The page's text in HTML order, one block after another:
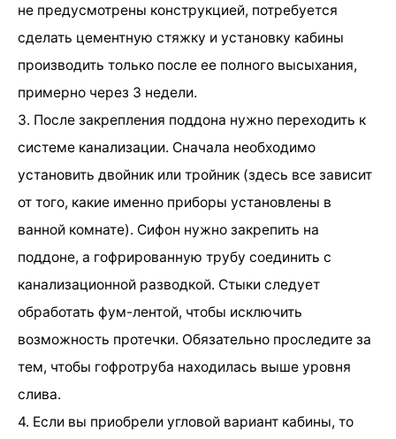
не предусмотрены конструкцией, потребуется
сделать цементную стяжку и установку кабины
производить только после ее полного высыхания,
примерно через 3 недели.
3. После закрепления поддона нужно переходить к
системе канализации. Сначала необходимо
установить двойник или тройник (здесь все зависит
от того, какие именно приборы установлены в
ванной комнате). Сифон нужно закрепить на
поддоне, а гофрированную трубу соединить с
канализационной разводкой. Стыки следует
обработать фум-лентой, чтобы исключить
возможность протечки. Обязательно проследите за
тем, чтобы гофротруба находилась выше уровня
слива.
4. Если вы приобрели угловой вариант кабины, то